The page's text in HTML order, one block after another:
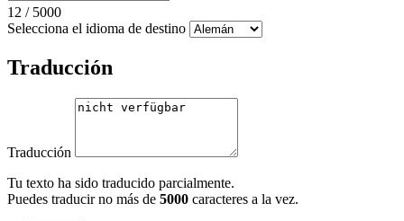
12 / 5000
Selecciona el idioma de destino
Traducción
Traducción
Tu texto ha sido traducido parcialmente.
Puedes traducir no más de 5000 caracteres a la vez.